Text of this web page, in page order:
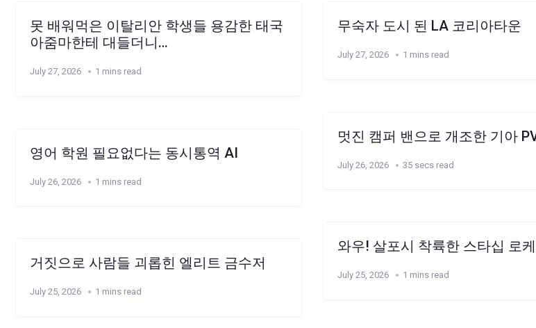
못 배워먹은 이탈리안 학생들 용감한 태국
아줌마한테 대들더니…
July 27, 2026 1 mins read
무숙자 도시 된 LA 코리아타운
July 27, 2026 1 mins read
멋진 캠퍼 밴으로 개조한 기아
July 26, 2026 35 secs read
영어 학원 필요없다는 동시통역 AI
July 26, 2026 1 mins read
와우! 살포시 착륙한 스타십 로
July 25, 2026 1 mins read
거짓으로 사람들 괴롭힌 엘리트 금수저
July 25, 2026 1 mins read